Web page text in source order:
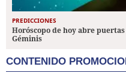
PREDICCIONES
Horóscopo de hoy abre
Géminis
CONTENIDO